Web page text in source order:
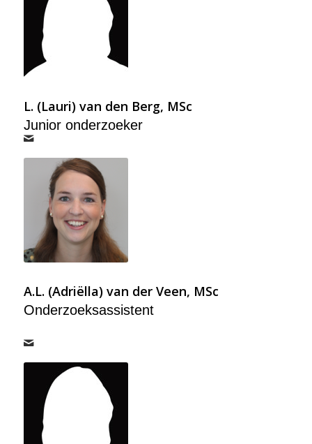
L. (Lauri) van den Berg, MSc
Junior onderzoeker
A.L. (Adriëlla) van der Veen, MSc
Onderzoeksassistent